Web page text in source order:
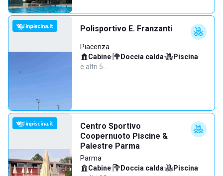
Polisportivo E. Franzanti
Piacenza
Cabine· Doccia calda· Piscina·
e altri 5…
Centro Sportivo
Coopernuoto Piscine &
Palestre Parma
Parma
Cabine· Doccia calda· Piscina·